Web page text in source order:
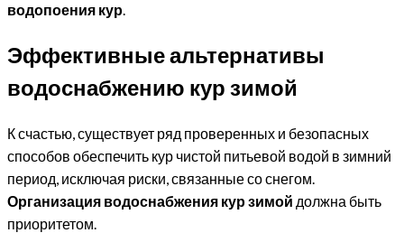
водопоения кур.
Эффективные альтернативы
водоснабжению кур зимой
К счастью, существует ряд проверенных и безопасных
способов обеспечить кур чистой питьевой водой в зимний
период, исключая риски, связанные со снегом.
Организация водоснабжения кур зимой должна быть
приоритетом.